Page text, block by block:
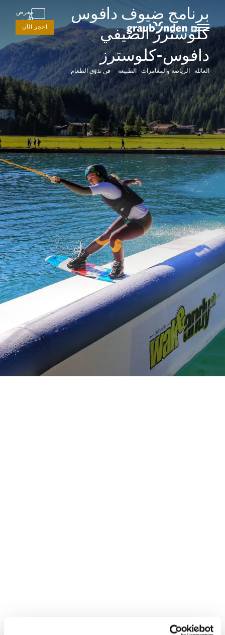
احجز الآن
برنامج ضيوف دافوس
كلوسترز الصيفي
دافوس-كلوسترز
العائلة الرياضة والمغامرات الطبيعة فن تذوّق الطعام
معرض
الصور